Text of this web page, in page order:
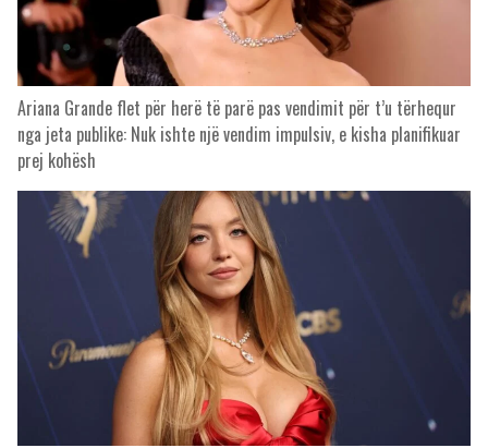
Ariana Grande flet për herë të parë pas vendimit për t’u tërhequr
nga jeta publike: Nuk ishte një vendim impulsiv, e kisha planifikuar
prej kohësh